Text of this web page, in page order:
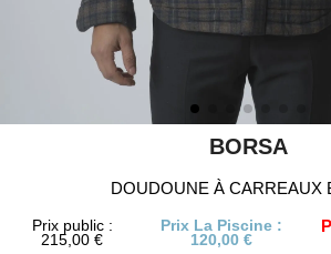
BORSA
DOUDOUNE À CARREAUX
Prix public :
215,00 €
Prix La Piscine :
120,00 €